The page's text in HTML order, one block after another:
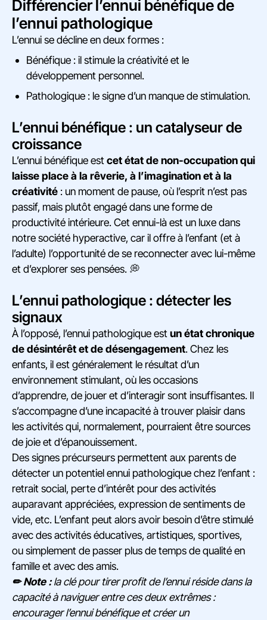
Différencier l’ennui bénéfique de
l’ennui pathologique
L’ennui se décline en deux formes :
Bénéfique : il stimule la créativité et le
développement personnel.
Pathologique : le signe d’un manque de stimulation.
L’ennui bénéfique : un catalyseur de
croissance
L’ennui bénéfique estcet état de non-occupation qui
laisse place à la rêverie, à l’imagination et à la
créativité : un moment de pause, où l’esprit n’est pas
passif, mais plutôt engagé dans une forme de
productivité intérieure. Cet ennui-là est un luxe dans
notre société hyperactive, car il offre à l’enfant (et à
l’adulte) l’opportunité de se reconnecter avec lui-même
et d’explorer ses pensées. 💭
L’ennui pathologique : détecter les
signaux
À l’opposé, l’ennui pathologique estun état chronique
de désintérêt et de désengagement. Chez les
enfants, il est généralement le résultat d’un
environnement stimulant, où les occasions
d’apprendre, de jouer et d’interagir sont insuffisantes. Il
s’accompagne d’une incapacité à trouver plaisir dans
les activités qui, normalement, pourraient être sources
de joie et d’épanouissement.
Des signes précurseurs permettent aux parents de
détecter un potentiel ennui pathologique chez l’enfant :
retrait social, perte d’intérêt pour des activités
auparavant appréciées, expression de sentiments de
vide, etc. L’enfant peut alors avoir besoin d’être stimulé
avec des activités éducatives, artistiques, sportives,
ou simplement de passer plus de temps de qualité en
famille et avec des amis.
✏ Note :la clé pour tirer profit de l’ennui réside dans la
capacité à naviguer entre ces deux extrêmes :
encourager l’ennui bénéfique et créer un